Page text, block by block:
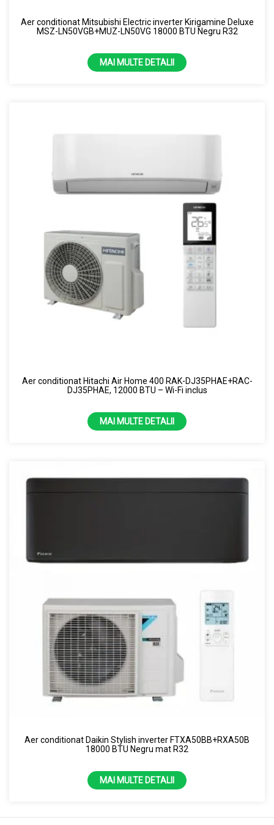
Aer conditionat Mitsubishi Electric inverter Kirigamine Deluxe
MSZ-LN50VGB+MUZ-LN50VG 18000 BTU Negru R32
MAI MULTE DETALII
Aer conditionat Hitachi Air Home 400 RAK-DJ35PHAE+RAC-
DJ35PHAE, 12000 BTU – Wi-Fi inclus
MAI MULTE DETALII
Aer conditionat Daikin Stylish inverter FTXA50BB+RXA50B
18000 BTU Negru mat R32
MAI MULTE DETALII